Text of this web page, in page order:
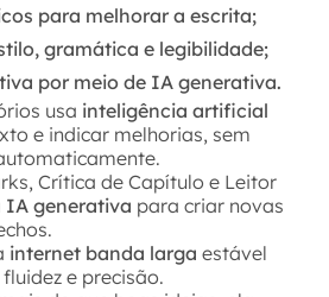
para melhorar a escrita;
gramática e legibilidade;
por meio de IA generativa.
usa inteligência artificial
e indicar melhorias, sem
Crítica de Capítulo e Leitor
IA generativa para criar novas
internet banda larga estável
e precisão.